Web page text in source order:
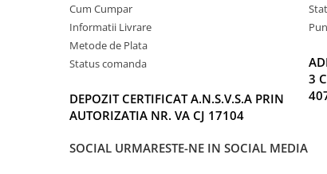
Cum Cumpar
Informatii Livrare
Metode de Plata
Status comanda
DEPOZIT CERTIFICAT A.N.S.V.S.A PRIN
AUTORIZATIA NR. VA CJ 17104
3
SOCIAL URMARESTE-NE IN SOCIAL MEDIA